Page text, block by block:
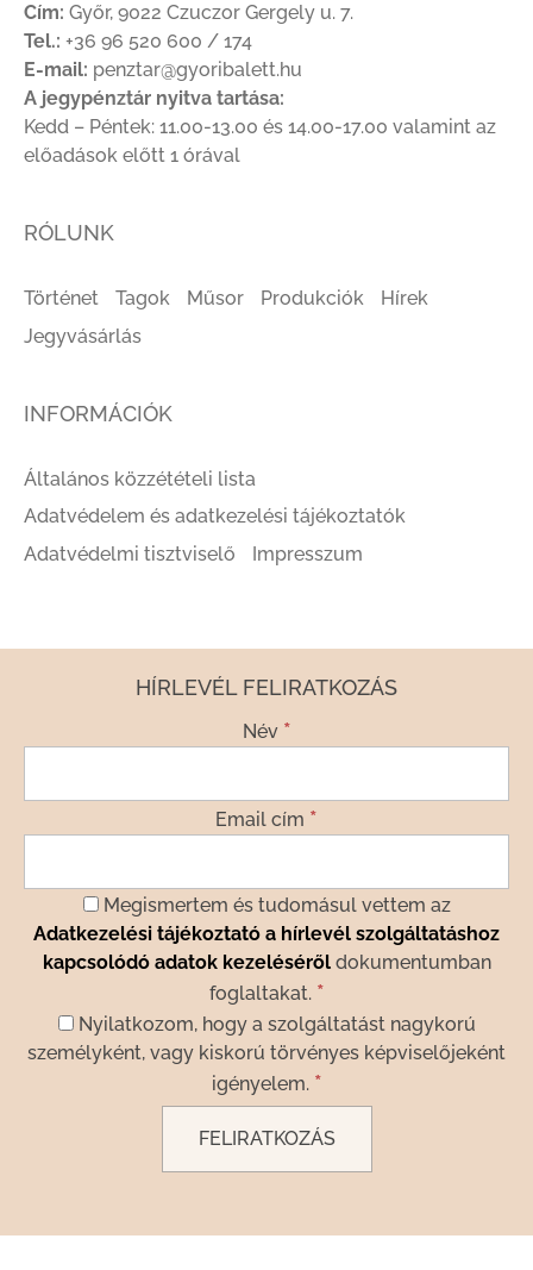
Cím: Győr, 9022 Czuczor Gergely u. 7.
Tel.: +36 96 520 600 / 174
E-mail: penztar@gyoribalett.hu
A jegypénztár nyitva tartása:
Kedd – Péntek: 11.00-13.00 és 14.00-17.00 valamint az
előadások előtt 1 órával
RÓLUNK
Történet Tagok Műsor Produkciók
Hírek
Jegyvásárlás
INFORMÁCIÓK
Általános közzétételi lista
Adatvédelem és adatkezelési tájékoztatók
Adatvédelmi tisztviselő
Impresszum
HÍRLEVÉL FELIRATKOZÁS
Név *
Email cím *
Megismertem és tudomásul vettem az
Adatkezelési tájékoztató a hírlevél szolgáltatáshoz
kapcsolódó adatok kezelésérőldokumentumban
foglaltakat. *
Nyilatkozom, hogy a szolgáltatást nagykorú
személyként, vagy kiskorú törvényes képviselőjeként
igényelem. *